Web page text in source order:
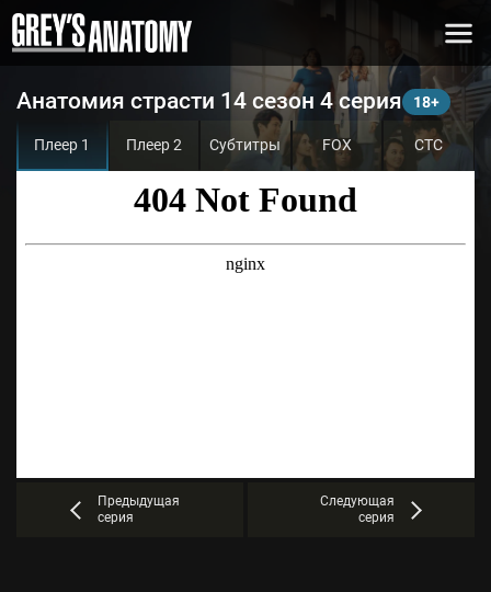
Анатомия страсти 14 сезон 4 серия
Плеер 1 Плеер 2 Субтитры FOX СТС
Предыдущая
серия
Следующая
серия